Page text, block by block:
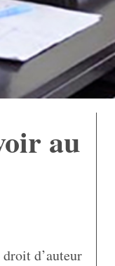
au
d’auteur